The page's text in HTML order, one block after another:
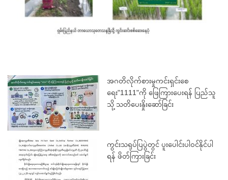
အဂတိလိုက်စားမှုကင်းရှင်းစေ
ရေး"1111"ကို ဖြေကြားပေးရန် ပြည်သူ
သို့ သတိပေးနှိုးဆော်ခြင်း
ကွင်းသရုပ်ပြပွဲတွင် ပူးပေါင်းပါဝင်နိုင်ပါ
ရန် ဖိတ်ကြားခြင်း